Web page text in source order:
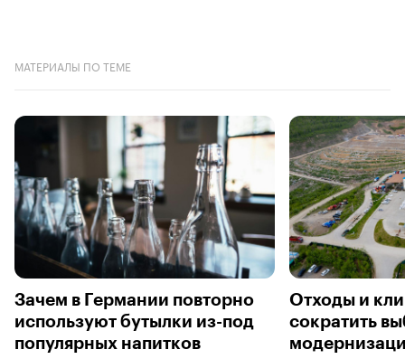
МАТЕРИАЛЫ ПО ТЕМЕ
Зачем в Германии повторно
используют бутылки из-под
популярных напитков
Отходы и
сократить